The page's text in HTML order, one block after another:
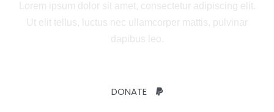
Lorem ipsum dolor sit amet, consectetur adipiscing elit.
Ut elit tellus, luctus nec ullamcorper mattis, pulvinar
dapibus leo.
DONATE